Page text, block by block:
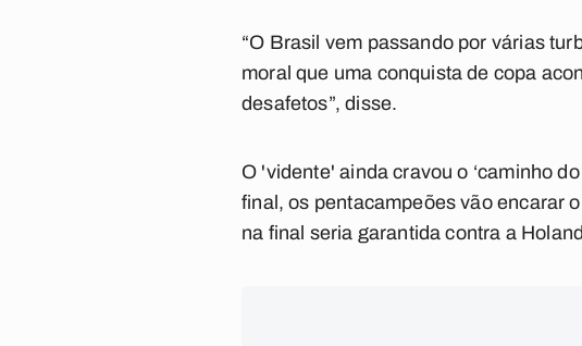
“O Brasil vem passando por várias
moral que uma conquista de copa
desafetos”, disse.
O 'vidente' ainda cravou o ‘caminho
final, os pentacampeões vão encarar
na final seria garantida contra a